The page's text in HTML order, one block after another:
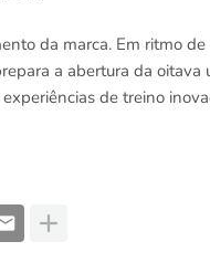
da marca. Em ritmo
a abertura da
de treino